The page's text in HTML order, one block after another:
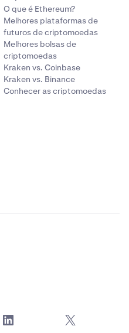
O que é Ethereum?
Melhores plataformas de
futuros de criptomoedas
Melhores bolsas de
criptomoedas
Kraken vs. Coinbase
Kraken vs. Binance
Conhecer as criptomoedas